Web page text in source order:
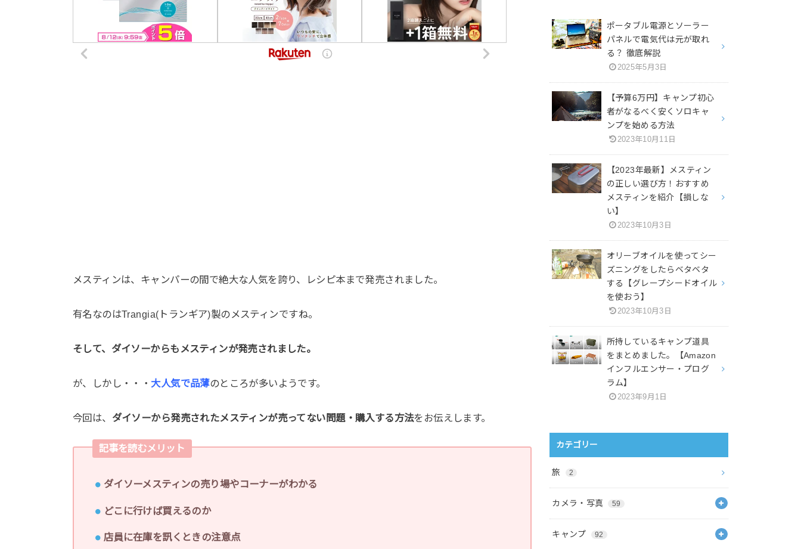
メスティンは、キャンパーの間で絶大な人気を誇り、レシピ本まで発売されました。
有名なのはTrangia(トランギア)製のメスティンですね。
そして、ダイソーからもメスティンが発売されました。
が、しかし・・・ 大人気で品薄のところが多いようです。
今回は、 ダイソーから発売されたメスティンが売ってない問題・購入する方法をお伝えします。
記事を読むメリット
ダイソーメスティンの売り場やコーナーがわかる
どこに行けば買えるのか
店員に在庫を訊くときの注意点
ポータブル電源とソーラー
パネルで電気代は元が取れ
る？ 徹底解説
2025年5月3日
【予算6万円】キャンプ初心
者がなるべく安くソロキャ
ンプを始める方法
2023年10月11日
【2023年最新】メスティン
の正しい選び方！おすすめ
メスティンを紹介【損しな
い】
2023年10月3日
オリーブオイルを使ってシー
ズニングをしたらベタベタ
する【グレープシードオイル
を使おう】
2023年10月3日
所持しているキャンプ道具
をまとめました。【Amazon
インフルエンサー・プログ
ラム】
2023年9月1日
カテゴリー
旅 2
カメラ・写真 59
キャンプ 92